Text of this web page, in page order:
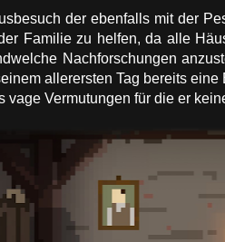
der ebenfalls mit der
Familie zu helfen, da alle
Nachforschungen
allerersten Tag bereits
vage Vermutungen für die er